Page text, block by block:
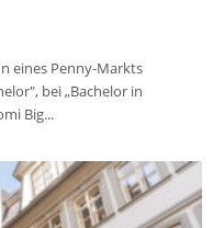
eines Penny-Markts
bei „Bachelor in
Big...